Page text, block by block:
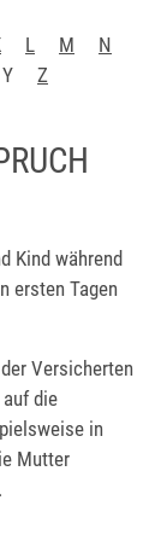
L M
N
Y Z
Kind während
ersten Tagen
Versicherten
die
in
Mutter